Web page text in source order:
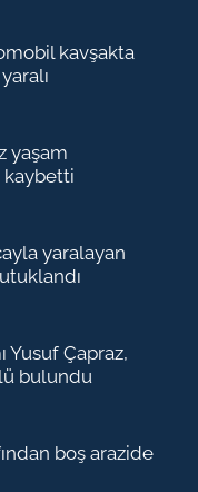
kavşakta
yaşam
yaralayan
Yusuf Çapraz,
bulundu
boş arazide